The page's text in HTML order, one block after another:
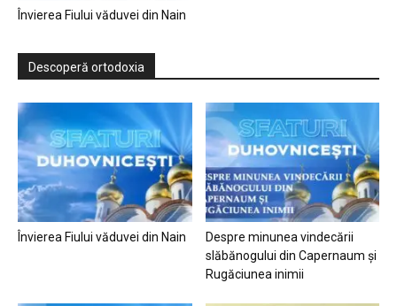
Învierea Fiului văduvei din Nain
Descoperă ortodoxia
Învierea Fiului văduvei din Nain
Despre minunea vindecării
slăbănogului din Capernaum și
Rugăciunea inimii